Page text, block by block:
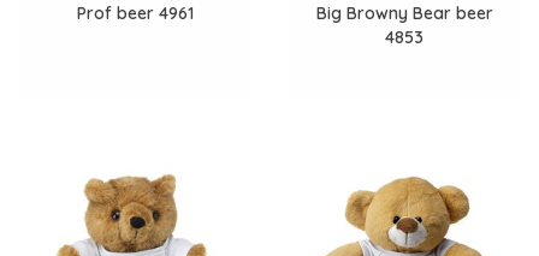
Prof beer 4961
Big Browny Bear beer
4853